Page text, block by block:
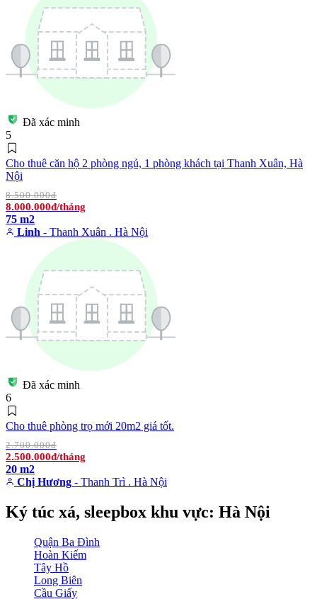
Đã xác minh
5
Cho thuê căn hộ 2 phòng ngủ, 1 phòng khách tại Thanh Xuân, Hà
Nội
8.500.000đ
8.000.000đ/tháng
75 m2
Linh - Thanh Xuân . Hà Nội
Đã xác minh
6
Cho thuê phòng trọ mới 20m2 giá tốt.
2.700.000đ
2.500.000đ/tháng
20 m2
Chị Hương - Thanh Trì . Hà Nội
Ký túc xá, sleepbox khu vực: Hà Nội
Quận Ba Đình
Hoàn Kiếm
Tây Hồ
Long Biên
Cầu Giấy